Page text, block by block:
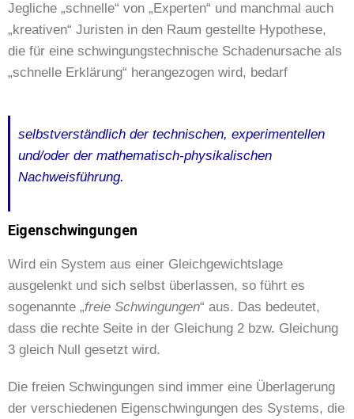
Jegliche „schnelle“ von „Experten“ und manchmal auch
„kreativen“ Juristen in den Raum gestellte Hypothese,
die für eine schwingungstechnische Schadenursache als
„schnelle Erklärung“ herangezogen wird, bedarf
selbstverständlich der technischen, experimentellen
und/oder der mathematisch-physikalischen
Nachweisführung.
Eigenschwingungen
Wird ein System aus einer Gleichgewichtslage
ausgelenkt und sich selbst überlassen, so führt es
sogenannte „freie Schwingungen“ aus. Das bedeutet,
dass die rechte Seite in der Gleichung 2 bzw. Gleichung
3 gleich Null gesetzt wird.
Die freien Schwingungen sind immer eine Überlagerung
der verschiedenen Eigenschwingungen des Systems, die